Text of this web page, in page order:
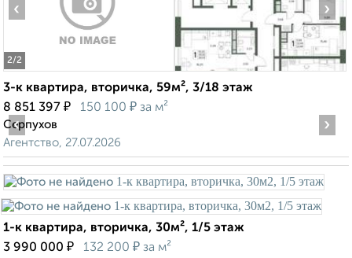
2/2
‹ ›
3-к квартира, вторичка, 59м², 3/18 этаж
8 851 397 ₽ 150 100 ₽ за м²
Серпухов
Агентство, 27.07.2026
‹ ›
1-к квартира, вторичка, 30м², 1/5 этаж
3 990 000 ₽ 132 200 ₽ за м²